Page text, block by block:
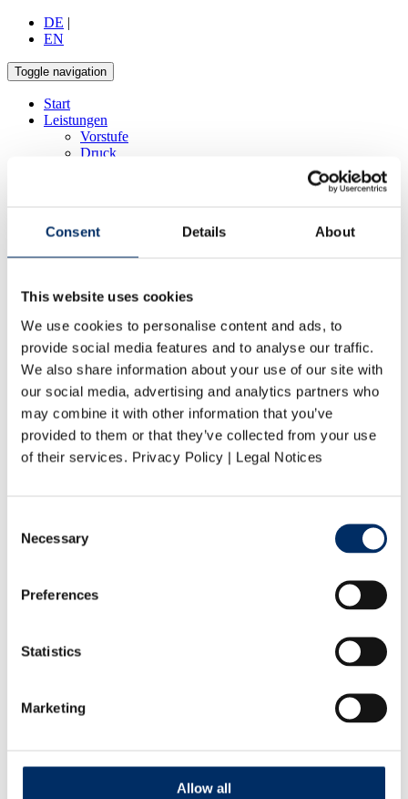
Consent Details About
This website uses cookies
We use cookies to personalise content and ads, to
provide social media features and to analyse our traffic.
We also share information about your use of our site with
our social media, advertising and analytics partners who
may combine it with other information that you’ve
provided to them or that they’ve collected from your use
of their services. Privacy Policy | Legal Notices
Selection
Necessary
Preferences
Statistics
Marketing
Allow all
DE |
EN
Toggle navigation
Start
Leistungen
Vorstufe
Druck
Zeitschriften
Umweltmanagement
Umweltzertifikate
Karriere
Vogel Druck als Arbeitgeber
Stellenangebote
Bewerbungsprozess
Ausbildung bei Vogel Druck
Praktika
Abschlussarbeiten
Unternehmen
Profil
Partner
Druckdaten
Kontakt
Verkauf